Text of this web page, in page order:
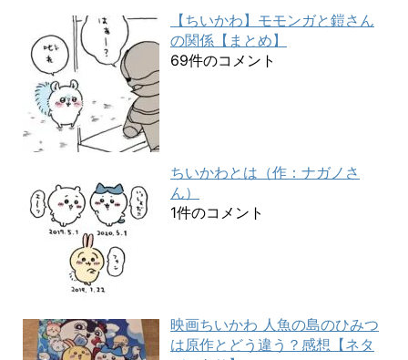
【ちいかわ】モモンガと鎧さん
の関係【まとめ】
69件のコメント
ちいかわとは（作：ナガノさ
ん）
1件のコメント
映画ちいかわ 人魚の島のひみつ
は原作とどう違う？感想【ネタ